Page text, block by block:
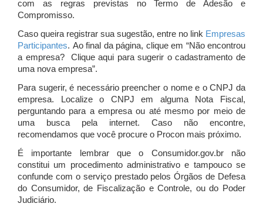
com as regras previstas no Termo de Adesão e
Compromisso.
Caso queira registrar sua sugestão, entre no link Empresas
Participantes. Ao final da página, clique em “Não encontrou
a empresa? Clique aqui para sugerir o cadastramento de
uma nova empresa”.
Para sugerir, é necessário preencher o nome e o CNPJ da
empresa. Localize o CNPJ em alguma Nota Fiscal,
perguntando para a empresa ou até mesmo por meio de
uma busca pela internet. Caso não encontre,
recomendamos que você procure o Procon mais próximo.
É importante lembrar que o Consumidor.gov.br não
constitui um procedimento administrativo e tampouco se
confunde com o serviço prestado pelos Órgãos de Defesa
do Consumidor, de Fiscalização e Controle, ou do Poder
Judiciário.